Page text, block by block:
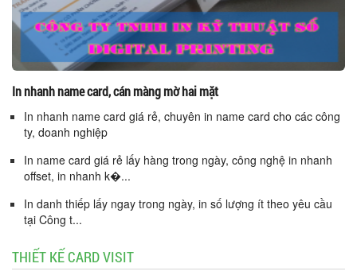
In nhanh name card, cán màng mờ hai mặt
In nhanh name card giá rẻ, chuyên in name card cho các công
ty, doanh nghiệp
In name card giá rẻ lấy hàng trong ngày, công nghệ in nhanh
offset, in nhanh k�...
In danh thiếp lấy ngay trong ngày, in số lượng ít theo yêu cầu
tại Công t...
THIẾT KẾ CARD VISIT